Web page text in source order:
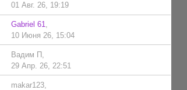
01 Авг. 26, 19:19
Gabriel 61,
10 Июня 26, 15:04
Вадим П
29 Апр. 26, 22:51
makar123